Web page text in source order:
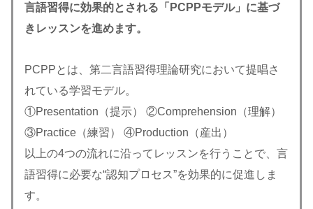
言語習得に効果的とされる「PCPPモデル」に基づ
きレッスンを進めます。
PCPPとは、第二言語習得理論研究において提唱さ
れている学習モデル。
①Presentation（提示） ②Comprehension（理解）
③Practice（練習） ④Production（産出）
以上の4つの流れに沿ってレッスンを行うことで、言
語習得に必要な“認知プロセス”を効果的に促進しま
す。